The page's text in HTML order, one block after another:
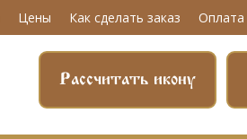
Цены Как сделать заказ Оплата
Рассчитать икону